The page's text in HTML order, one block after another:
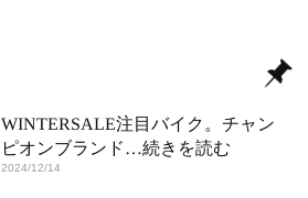
WINTERSALE注目バイク。チャン
ピオンブランド …続きを読む
2024/12/14